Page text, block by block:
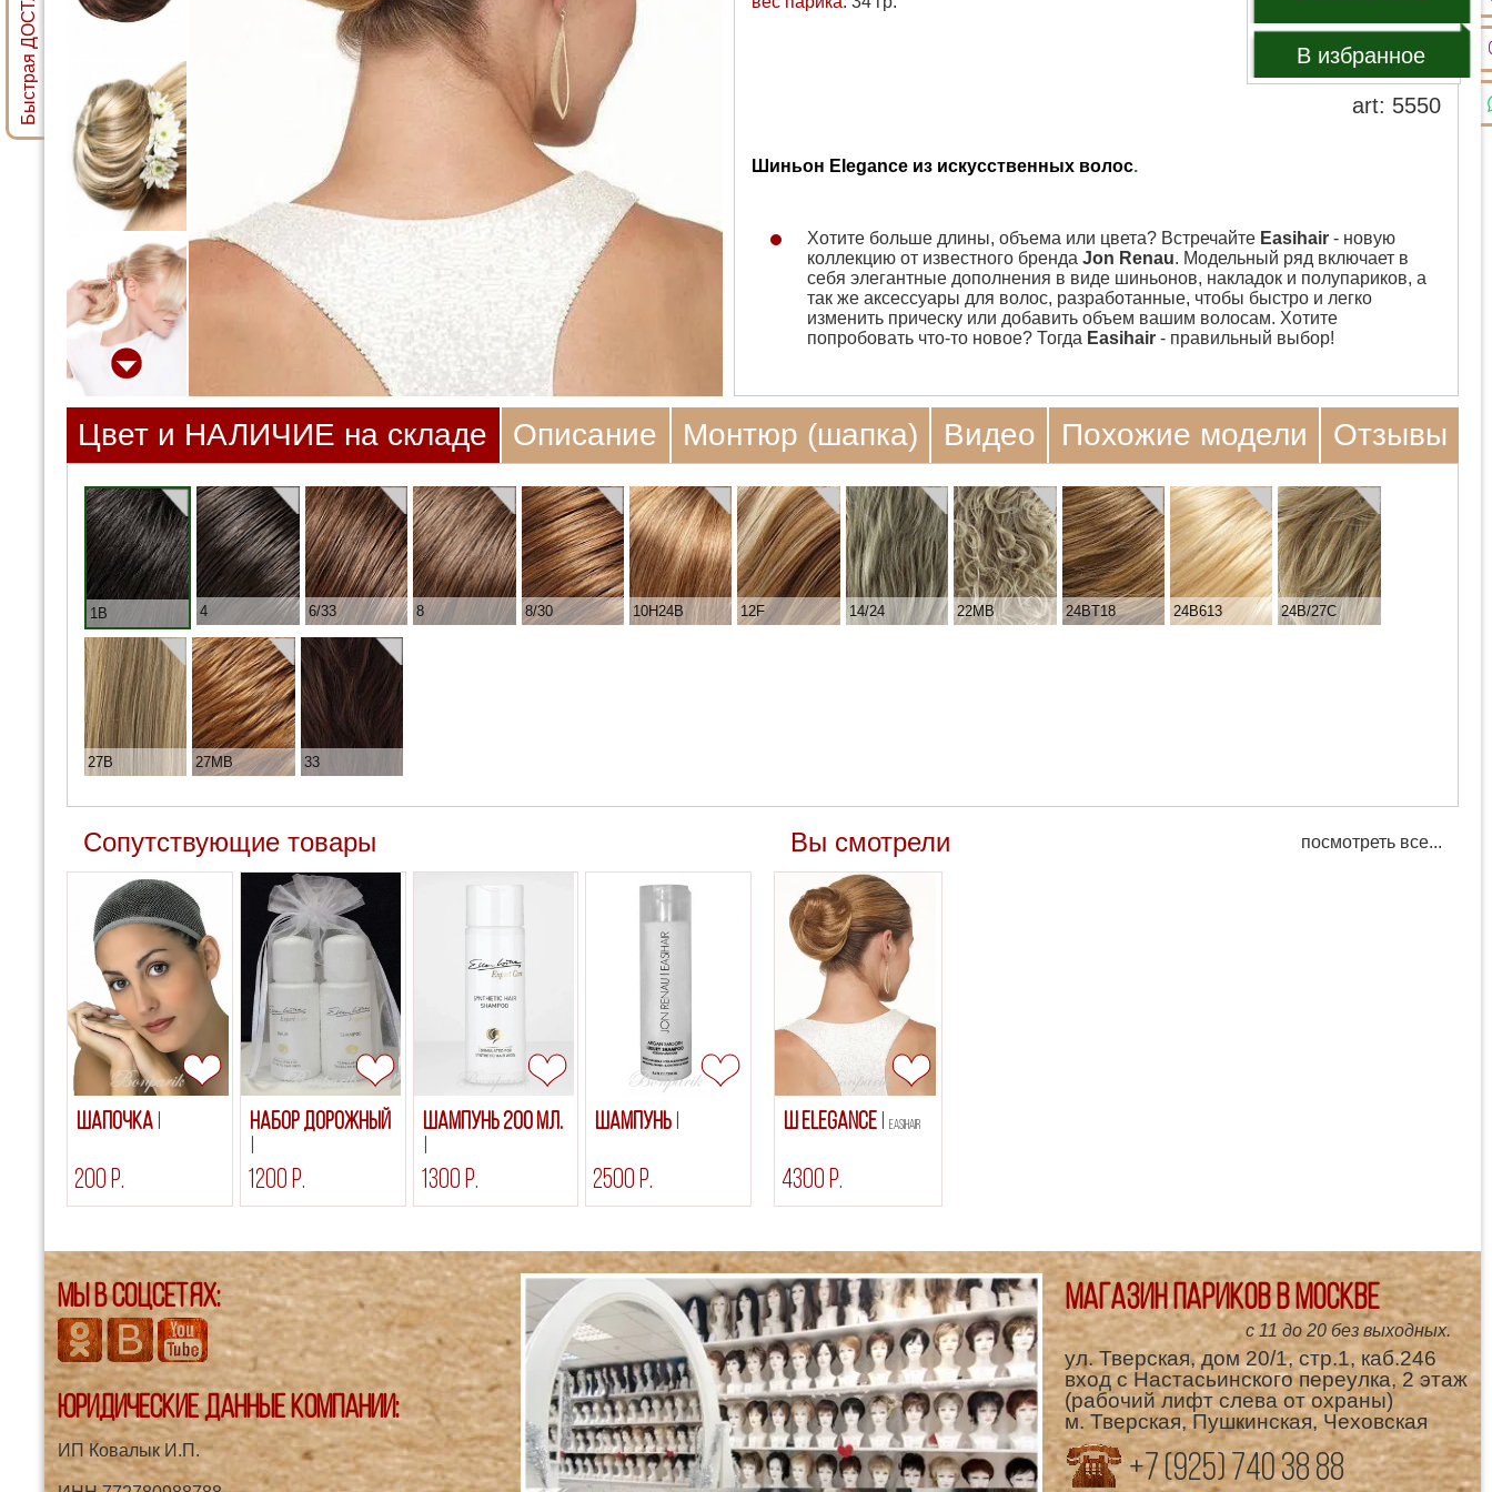
В избранное
art: 5550
Шиньон Elegance из искусственных волос.
Хотите больше длины, объема или цвета? Встречайте Easihair - новую
коллекцию от известного бренда Jon Renau. Модельный ряд включает в
себя элегантные дополнения в виде шиньонов, накладок и полупариков, а
так же аксессуары для волос, разработанные, чтобы быстро и легко
изменить прическу или добавить объем вашим волосам. Хотите
попробовать что-то новое? Тогда Easihair- правильный выбор!
Цвет и НАЛИЧИЕ на складе Описание Монтюр (шапка) Видео Похожие модели Отзывы
1B 4 6/33 8 8/30 10H24B 12F 14/24 22MB 24BT18 24B613 24B/27C
27B 27MB 33
Сопутствующие товары
Шапочка
200 р.
Набор дорожный
1200 р.
Шампунь 200 мл.
1300 р.
Шампунь
2500 р.
Вы смотрели посмотреть все...
Ш Elegance Easihair
4300 р.
Мы в соцсетях:
Юридические данные компании:
ИП Ковалык И.П.
Магазин париков в Москве
с 11 до 20 без выходных.
ул. Тверская, дом 20/1, стр.1, каб.246
вход с Настасьинского переулка, 2 этаж
(рабочий лифт слева от охраны)
м. Тверская, Пушкинская, Чеховская
+7 (925) 740 38 88